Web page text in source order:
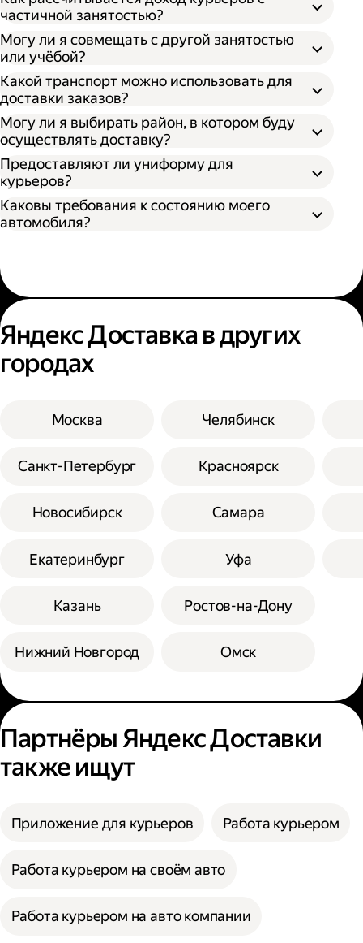
частичной занятостью?
Могу ли я совмещать с другой занятостью
или учёбой?
Какой транспорт можно использовать для
доставки заказов?
Могу ли я выбирать район, в котором буду
осуществлять доставку?
Предоставляют ли униформу для
курьеров?
Каковы требования к состоянию моего
автомобиля?
Яндекс Доставка в других
городах
Москва
Санкт-Петербург
Новосибирск
Екатеринбург
Казань
Нижний Новгород
Челябинск
Красноярск
Самара
Уфа
Ростов-на-Дону
Омск
Партнёры Яндекс Доставки
также ищут
Приложение для курьеров Работа курьером
Работа курьером на своём авто
Работа курьером на авто компании